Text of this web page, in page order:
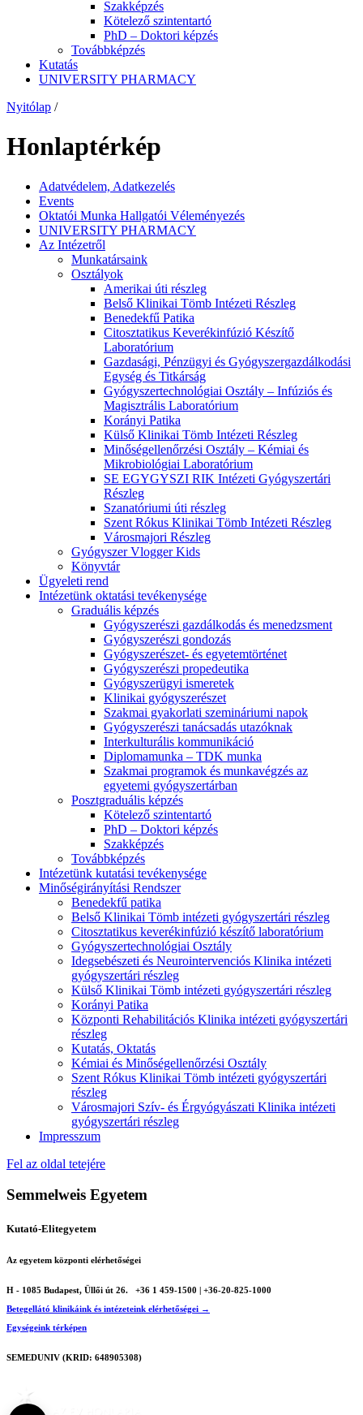
Szakképzés
Kötelező szintentartó
PhD – Doktori képzés
Továbbképzés
Kutatás
UNIVERSITY PHARMACY
Nyitólap /
Honlaptérkép
Adatvédelem, Adatkezelés
Events
Oktatói Munka Hallgatói Véleményezés
UNIVERSITY PHARMACY
Az Intézetről
Munkatársaink
Osztályok
Amerikai úti részleg
Belső Klinikai Tömb Intézeti Részleg
Benedekfű Patika
Citosztatikus Keverékinfúzió Készítő
Laboratórium
Gazdasági, Pénzügyi és Gyógyszergazdálkodási
Egység és Titkárság
Gyógyszertechnológiai Osztály – Infúziós és
Magisztrális Laboratórium
Korányi Patika
Külső Klinikai Tömb Intézeti Részleg
Minőségellenőrzési Osztály – Kémiai és
Mikrobiológiai Laboratórium
SE EGYGYSZI RIK Intézeti Gyógyszertári
Részleg
Szanatóriumi úti részleg
Szent Rókus Klinikai Tömb Intézeti Részleg
Városmajori Részleg
Gyógyszer Vlogger Kids
Könyvtár
Ügyeleti rend
Intézetünk oktatási tevékenysége
Graduális képzés
Gyógyszerészi gazdálkodás és menedzsment
Gyógyszerészi gondozás
Gyógyszerészet- és egyetemtörténet
Gyógyszerészi propedeutika
Gyógyszerügyi ismeretek
Klinikai gyógyszerészet
Szakmai gyakorlati szemináriumi napok
Gyógyszerészi tanácsadás utazóknak
Interkulturális kommunikáció
Diplomamunka – TDK munka
Szakmai programok és munkavégzés az
egyetemi gyógyszertárban
Posztgraduális képzés
Kötelező szintentartó
PhD – Doktori képzés
Szakképzés
Továbbképzés
Intézetünk kutatási tevékenysége
Minőségirányítási Rendszer
Benedekfű patika
Belső Klinikai Tömb intézeti gyógyszertári részleg
Citosztatikus keverékinfúzió készítő laboratórium
Gyógyszertechnológiai Osztály
Idegsebészeti és Neurointervenciós Klinika intézeti
gyógyszertári részleg
Külső Klinikai Tömb intézeti gyógyszertári részleg
Korányi Patika
Központi Rehabilitációs Klinika intézeti gyógyszertári
részleg
Kutatás, Oktatás
Kémiai és Minőségellenőrzési Osztály
Szent Rókus Klinikai Tömb intézeti gyógyszertári
részleg
Városmajori Szív- és Érgyógyászati Klinika intézeti
gyógyszertári részleg
Impresszum
Fel az oldal tetejére
Semmelweis Egyetem
Kutató-Elitegyetem
Az egyetem központi elérhetőségei
H - 1085 Budapest, Üllői út 26.
+36 1 459-1500 | +36-20-825-1000
Betegellátó klinikáink és intézeteink elérhetőségei →
Egységeink térképen
SEMEDUNIV (KRID: 648905308)